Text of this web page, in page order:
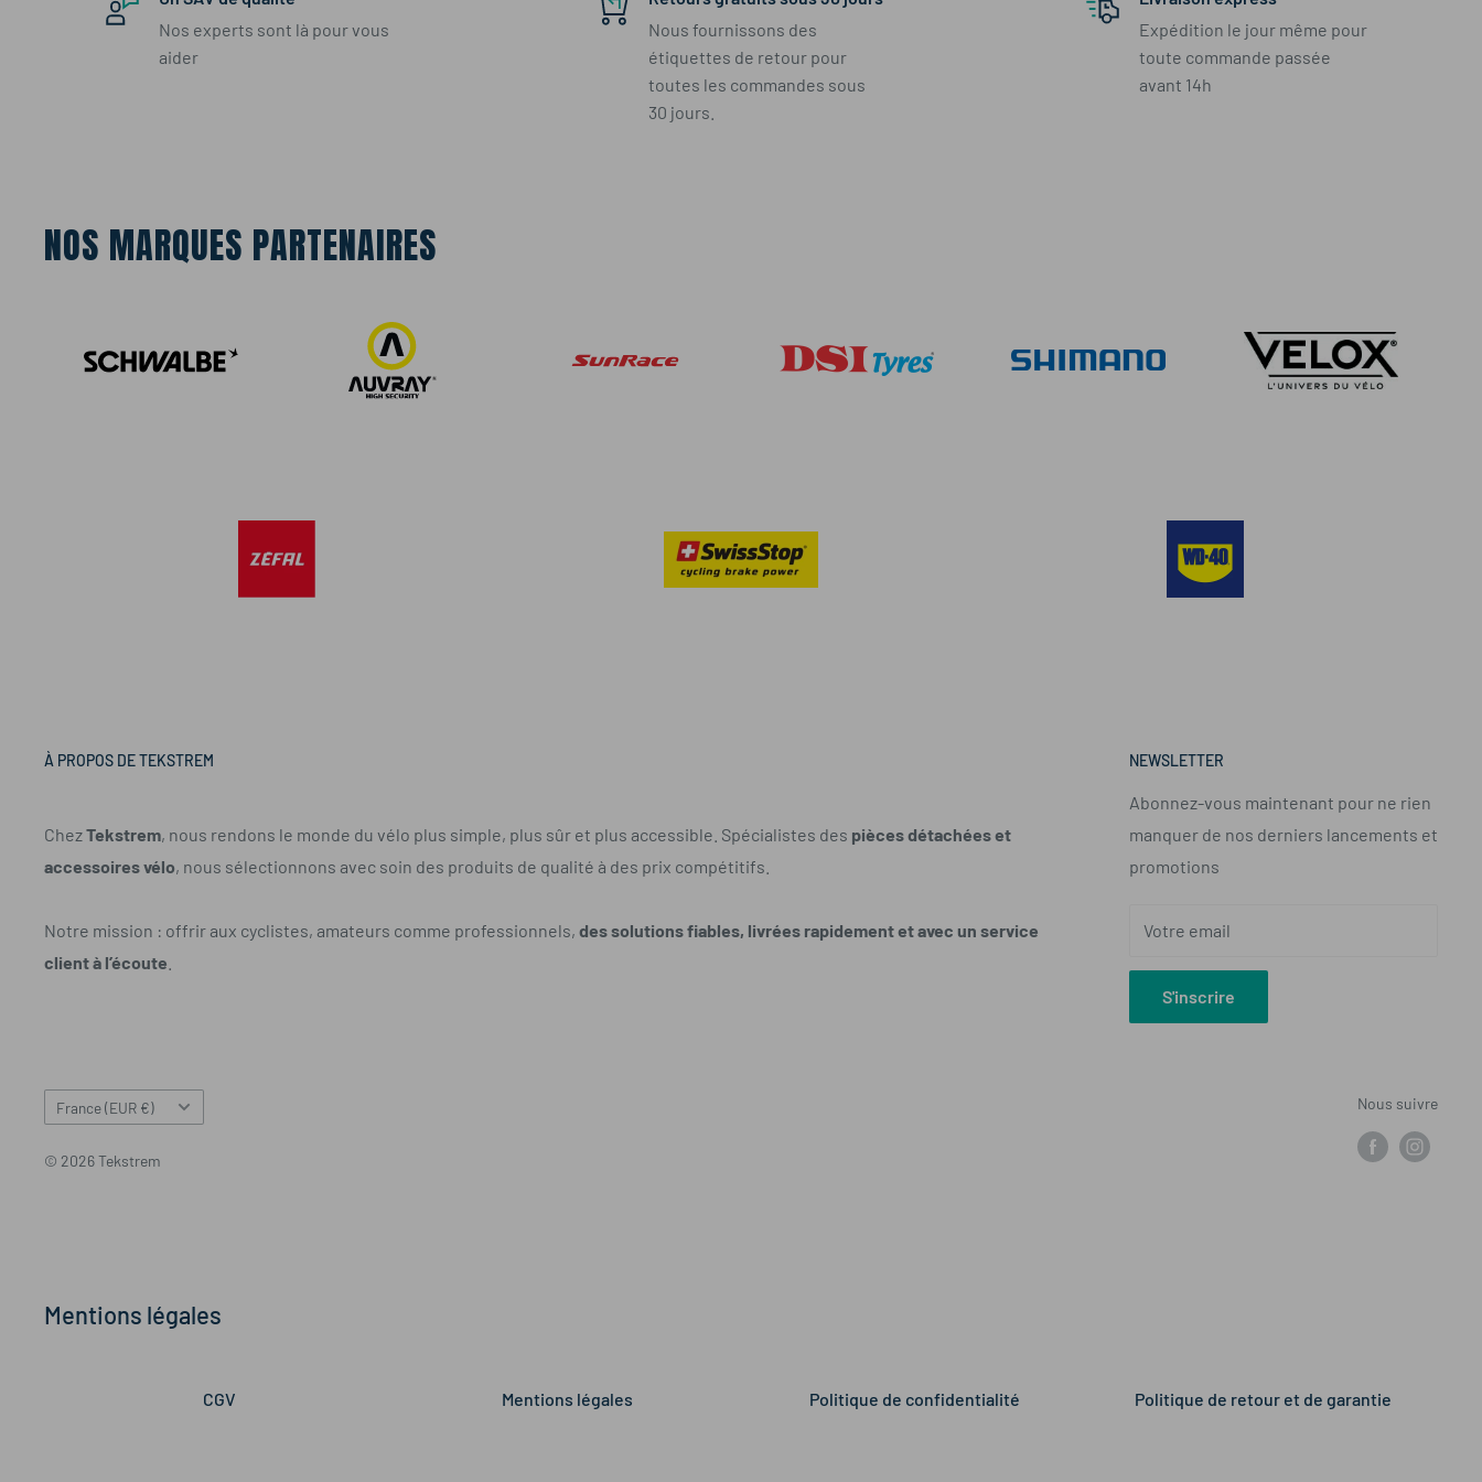
: À chambre à air
Nos experts sont là pour vous
aider
Nous fournissons des
étiquettes de retour pour
toutes les commandes sous
30 jours.
Expédition le jour même pour
toute commande passée
avant 14h
NOS MARQUES PARTENAIRES
À PROPOS DE TEKSTREM
ChezTekstrem, nous rendons le monde du vélo plus simple, plus sûr et plus accessible. Spécialistes des pièces détachées et
accessoires vélo, nous sélectionnons avec soin des produits de qualité à des prix compétitifs.
Notre mission : offrir aux cyclistes, amateurs comme professionnels, des solutions fiables, livrées rapidement et avec un service
client à l’écoute
NEWSLETTER
Abonnez-vous maintenant pour ne rien
manquer de nos derniers lancements et
promotions
Votre email
S'inscrire
Pays/région
France (EUR €)
© 2026 Tekstrem
Nous suivre
Mentions légales
CGV Mentions légales Politique de confidentialité Politique de retour et de garantie